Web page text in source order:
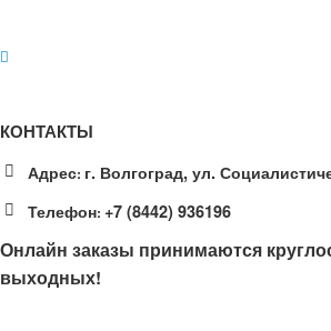
КОНТАКТЫ
Адрес: г. Волгоград, ул.
Телефон: +7 (8442) 936196
Онлайн заказы принимаются
выходных!